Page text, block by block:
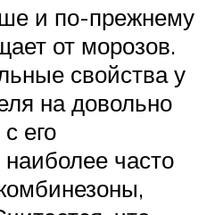
и по-прежнему
от морозов.
свойства у
на довольно
его
часто